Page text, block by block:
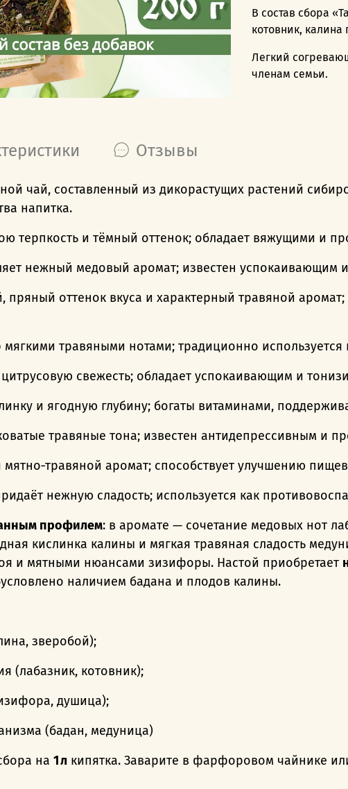
В состав сбора
котовник,
Легкий
членам семьи.
Отзывы
чай, составленный из дикорастущих растений
напитка.
терпкость и тёмный оттенок; обладает вяжущими и
нежный медовый аромат; известен успокаивающим
пряный оттенок вкуса и характерный травяной
травяными нотами; традиционно
свежесть; обладает успокаивающим и
и ягодную глубину; богаты витаминами,
травяные тона; известен антидепрессивным и
аромат; способствует улучшению
нежную сладость; используется как
профилем: в аромате — сочетание медовых нот
кислинка калины и мягкая травяная сладость
и мятными нюансами зизифоры. Настой приобретает
наличием бадана и плодов калины.
зверобой);
(лабазник, котовник);
душица);
(бадан, медуница)
на 1 л кипятка. Заварите в фарфоровом чайнике